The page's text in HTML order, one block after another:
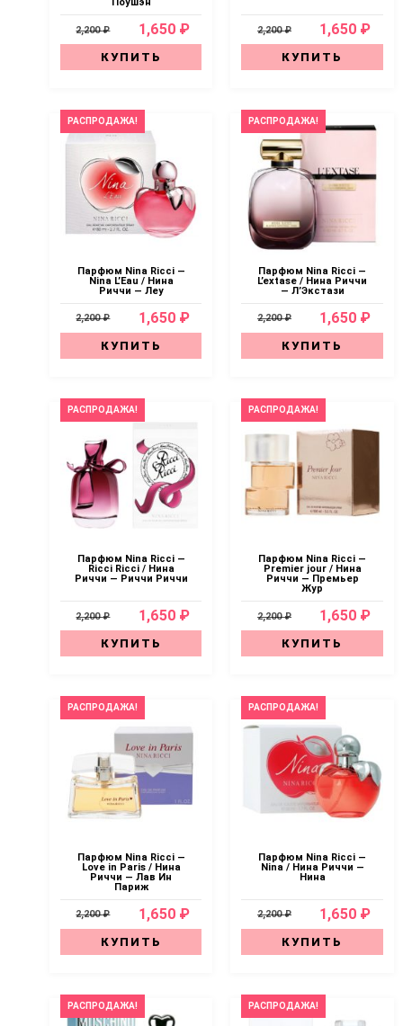
Поушэн
2,200 ₽ 1,650 ₽
КУПИТЬ
2,200 ₽ 1,650 ₽
КУПИТЬ
РАСПРОДАЖА!
Парфюм Nina Ricci —
Nina L’Eau / Нина
Риччи — Леу
2,200 ₽ 1,650 ₽
КУПИТЬ
РАСПРОДАЖА!
Парфюм Nina Ricci —
L’extase / Нина Риччи
— Л’Экстази
2,200 ₽ 1,650 ₽
КУПИТЬ
РАСПРОДАЖА!
Парфюм Nina Ricci —
Ricci Ricci / Нина
Риччи — Риччи Риччи
2,200 ₽ 1,650 ₽
КУПИТЬ
РАСПРОДАЖА!
Парфюм Nina Ricci —
Premier jour / Нина
Риччи — Премьер
Жур
2,200 ₽ 1,650 ₽
КУПИТЬ
РАСПРОДАЖА!
Парфюм Nina Ricci —
Love in Paris / Нина
Риччи — Лав Ин
Париж
2,200 ₽ 1,650 ₽
КУПИТЬ
РАСПРОДАЖА!
Парфюм Nina Ricci —
Nina / Нина Риччи —
Нина
2,200 ₽ 1,650 ₽
КУПИТЬ
РАСПРОДАЖА! РАСПРОДАЖА!